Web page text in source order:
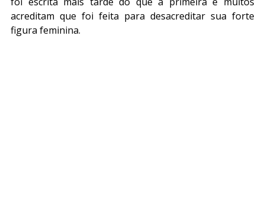
acreditam que foi feita para desacreditar sua forte
figura feminina.